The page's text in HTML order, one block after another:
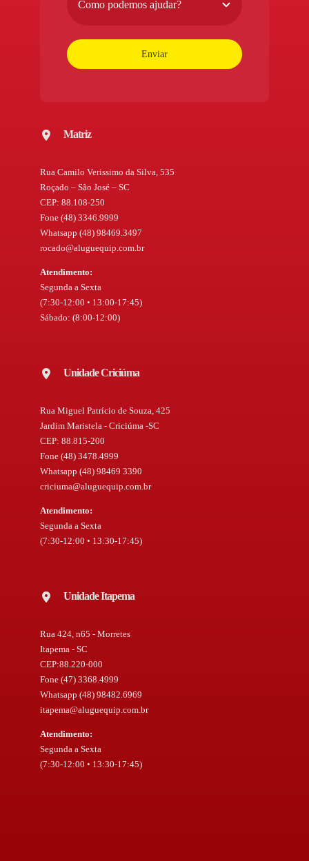
Enviar
Matriz
Rua Camilo Verissimo da Silva, 535
Roçado – São José – SC
CEP: 88.108-250
Fone (48) 3346.9999
Whatsapp (48) 98469.3497
rocado@aluguequip.com.br
Atendimento:
Segunda a Sexta
(7:30-12:00 • 13:00-17:45)
Sábado: (8:00-12:00)
Unidade Criciúma
Rua Miguel Patrício de Souza, 425
Jardim Maristela - Criciúma -SC
CEP: 88.815-200
Fone (48) 3478.4999
Whatsapp (48) 98469 3390
criciuma@aluguequip.com.br
Atendimento:
Segunda a Sexta
(7:30-12:00 • 13:30-17:45)
Unidade Itapema
Rua 424, n65 - Morretes
Itapema - SC
CEP:88.220-000
Fone (47) 3368.4999
Whatsapp (48) 98482.6969
itapema@aluguequip.com.br
Atendimento:
Segunda a Sexta
(7:30-12:00 • 13:30-17:45)